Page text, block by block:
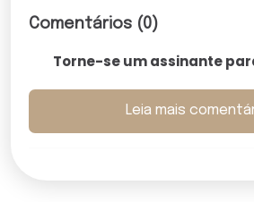
Comentários (0)
Torne-se um assinante
Leia mais